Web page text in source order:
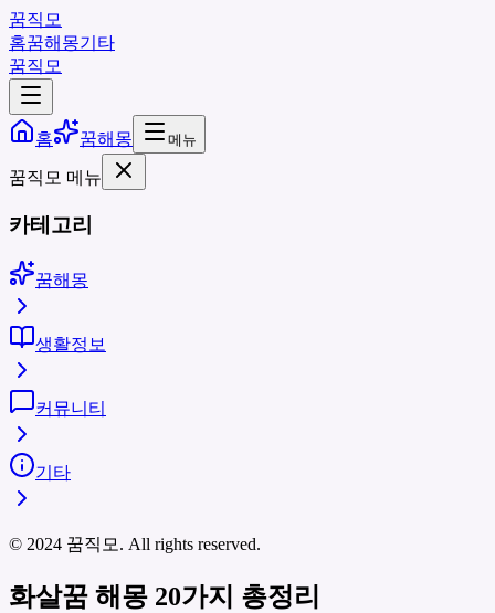
꿈직모
홈꿈해몽기타
꿈직모
홈 꿈해몽 메뉴
꿈직모 메뉴
카테고리
꿈해몽
생활정보
커뮤니티
기타
© 2024 꿈직모. All rights reserved.
화살꿈 해몽 20가지 총정리